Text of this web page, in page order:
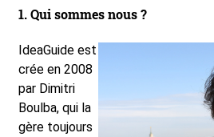
1. Qui sommes nous ?
IdeaGuide est
crée en 2008
par Dimitri
Boulba, qui la
gère toujours